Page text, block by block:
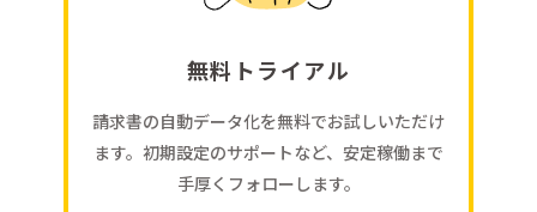
無料トライアル
請求書の自動データ化を無料でお試しいただけ
ます。初期設定のサポートなど、安定稼働まで
手厚くフォローします。